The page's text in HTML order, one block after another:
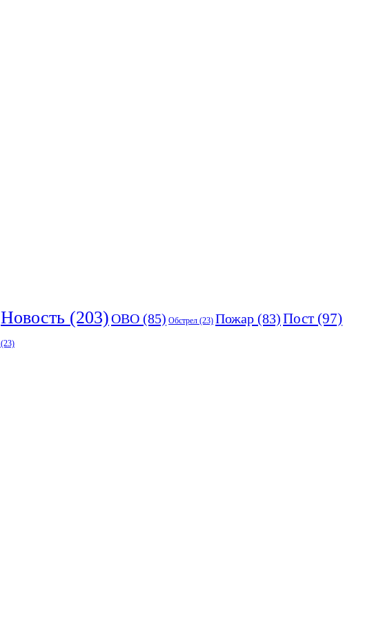
Новость (203)ОВО (85) Обстрел (23) Пожар (83)Пост (97)
(23)